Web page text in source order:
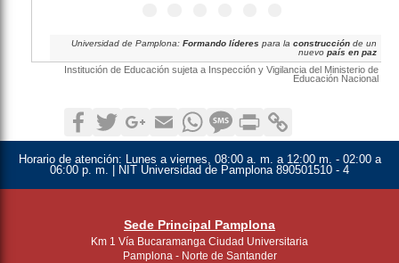
Universidad de Pamplona: Formando líderes para la construcción de un
nuevo país en paz
Institución de Educación sujeta a Inspección y Vigilancia del Ministerio de
Educación Nacional
FacebookTwitterGoogle+
EmailWhatsApp
SMS Print
Horario de atención: Lunes a viernes, 08:00 a. m. a 12:00 m. - 02:00 a
06:00 p. m. | NIT Universidad de Pamplona 890501510 - 4
Sede Principal Pamplona
Km 1 Vía Bucaramanga Ciudad Universitaria
Pamplona - Norte de Santander